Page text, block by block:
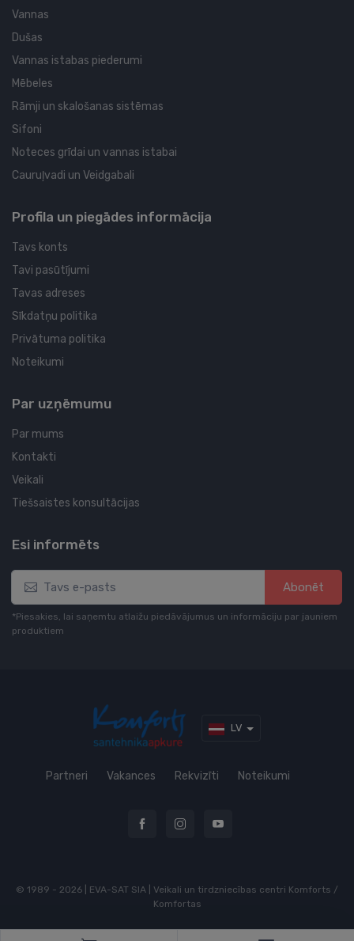
Vannas
Dušas
Vannas istabas piederumi
Mēbeles
Rāmji un skalošanas sistēmas
Sifoni
Noteces grīdai un vannas istabai
Cauruļvadi un Veidgabali
Profila un piegādes informācija
Tavs konts
Tavi pasūtījumi
Tavas adreses
Sīkdatņu politika
Privātuma politika
Noteikumi
Par uzņēmumu
Par mums
Kontakti
Veikali
Tiešsaistes konsultācijas
Esi informēts
Abonēt
*Piesakies, lai saņemtu atlaižu piedāvājumus un informāciju par jauniem
produktiem
LV
Partneri Vakances Rekvizīti Noteikumi
© 1989 - 2026 | EVA-SAT SIA | Veikali un tirdzniecības centri Komforts /
Komfortas